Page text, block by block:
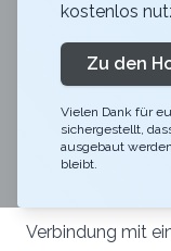
ZeremonieWinterthur
Mit viel Liebe
Rote Trotte im
Eventlocation
Öffentlichkeit
eignet sich
Verbindung mit
kostenlos
Zu den
Vielen Dank für
sichergestellt,
ausgebaut
bleibt.